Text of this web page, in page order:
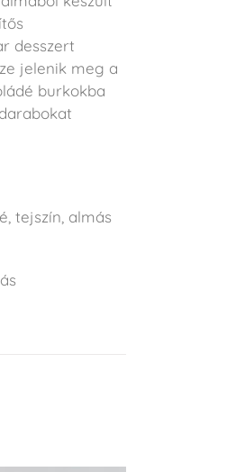
desszert
jelenik meg a
burkokba
tejszín, almás